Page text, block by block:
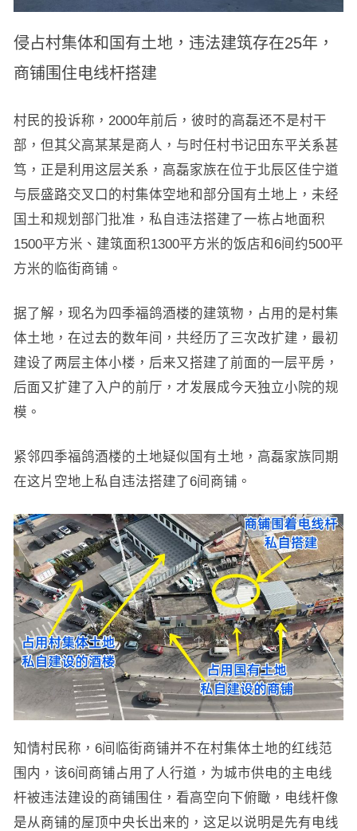
侵占村集体和国有土地，违法建筑存在25年，
商铺围住电线杆搭建
村民的投诉称，2000年前后，彼时的高磊还不是村干
部，但其父高某某是商人，与时任村书记田东平关系甚
笃，正是利用这层关系，高磊家族在位于北辰区佳宁道
与辰盛路交叉口的村集体空地和部分国有土地上，未经
国土和规划部门批准，私自违法搭建了一栋占地面积
1500平方米、建筑面积1300平方米的饭店和6间约500平
方米的临街商铺。
据了解，现名为四季福鸽酒楼的建筑物，占用的是村集
体土地，在过去的数年间，共经历了三次改扩建，最初
建设了两层主体小楼，后来又搭建了前面的一层平房，
后面又扩建了入户的前厅，才发展成今天独立小院的规
模。
紧邻四季福鸽酒楼的土地疑似国有土地，高磊家族同期
在这片空地上私自违法搭建了6间商铺。
知情村民称，6间临街商铺并不在村集体土地的红线范
围内，该6间商铺占用了人行道，为城市供电的主电线
杆被违法建设的商铺围住，看高空向下俯瞰，电线杆像
是从商铺的屋顶中央长出来的，这足以说明是先有电线